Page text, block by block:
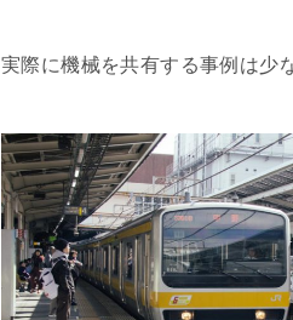
実際に機械を共有する事例は少